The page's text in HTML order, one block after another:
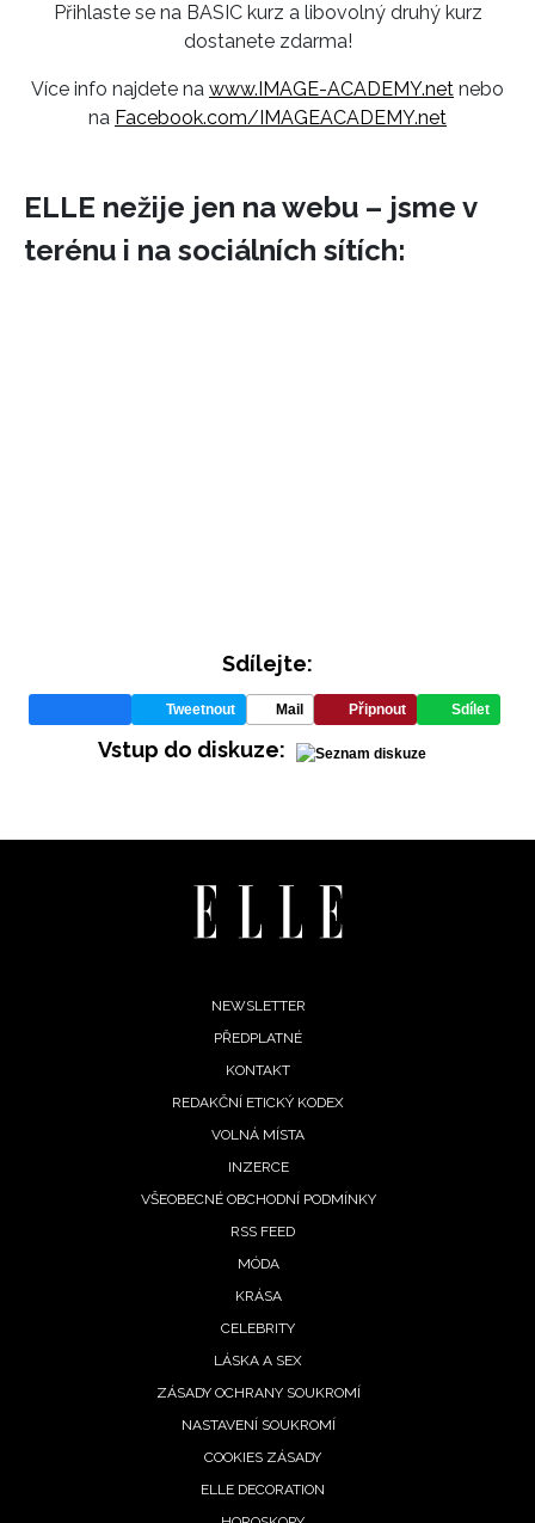
NEWSLETTER
Přihlášením k newsletteru souhlasíte s
potvrzujete, že jste se seznámili se
- BurdaMedia Extra s.r.o. bude s
Vašimi údaji pracovat zejména k organizaci a
vyhodnocení akce a zasílání novinek.
informace od našich partnerů? Pokud souhlasíte se
zpracováním údajů k tomuto účelu podle
soukromí BurdaMedia Extra s.r.o.
Přihlaste se na BASIC kurz a libovolný druhý kurz
dostanete zdarma!
Více info najdete na www.IMAGE-ACADEMY.net nebo
na Facebook.com/IMAGEACADEMY.net
ELLE nežije jen na webu – jsme v
terénu i na sociálních sítích:
Sdílejte:
Tweetnout Mail Připnout Sdílet
Vstup do diskuze:
NEWSLETTER
PŘEDPLATNÉ
KONTAKT
REDAKČNÍ ETICKÝ KODEX
VOLNÁ MÍSTA
INZERCE
VŠEOBECNÉ OBCHODNÍ PODMÍNKY
RSS FEED
MÓDA
KRÁSA
CELEBRITY
LÁSKA A SEX
ZÁSADY OCHRANY SOUKROMÍ
NASTAVENÍ SOUKROMÍ
COOKIES ZÁSADY
ELLE DECORATION